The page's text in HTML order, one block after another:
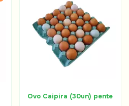
Ovo Caipira (30un) pente